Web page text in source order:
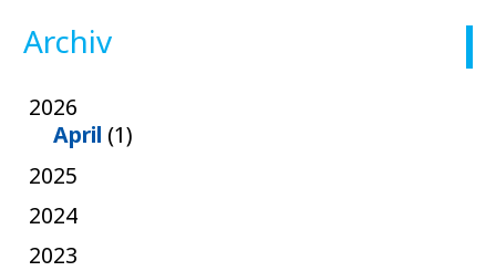
Archiv
2026
April (1)
2025
2024
2023